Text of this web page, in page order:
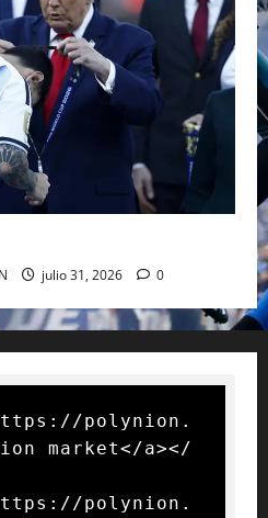
julio 31, 2026 0
polynion.
market</a></
polynion.